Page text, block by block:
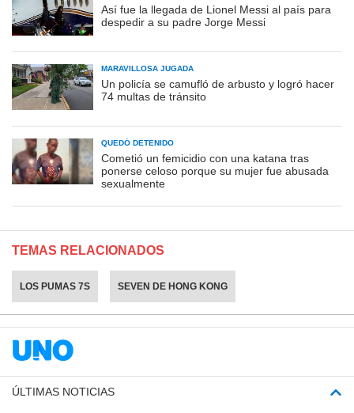
Así fue la llegada de Lionel Messi al país para
despedir a su padre Jorge Messi
MARAVILLOSA JUGADA
Un policía se camufló de arbusto y logró hacer
74 multas de tránsito
QUEDÓ DETENIDO
Cometió un femicidio con una katana tras
ponerse celoso porque su mujer fue abusada
sexualmente
TEMAS RELACIONADOS
LOS PUMAS 7S SEVEN DE HONG KONG
ÚLTIMAS NOTICIAS